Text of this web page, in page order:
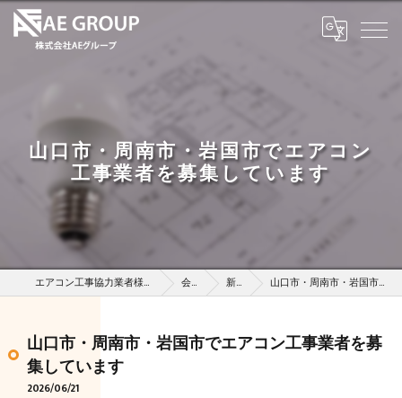
山口市・周南市・岩国市でエアコン
工事業者を募集しています
エアコン工事協力業者様を募集している株式会社AEグループ 会社概要 新着情報 山口市・周南市・岩国市でエアコン工事業者を募集しています
山口市・周南市・岩国市でエアコン工事業者を募
集しています
2026/06/21